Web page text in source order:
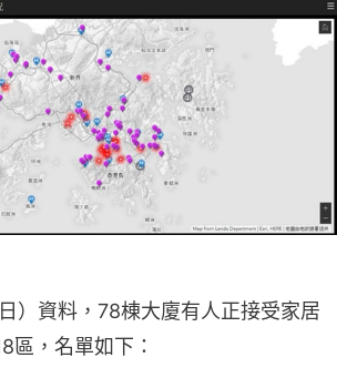
）資料，78棟大廈有人正接受家居
區，名單如下：